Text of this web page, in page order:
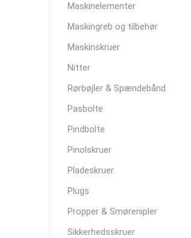
Maskinelementer
Maskingreb og tilbehør
Maskinskruer
Nitter
Rørbøjler & Spændebånd
Pasbolte
Pindbolte
Pinolskruer
Pladeskruer
Plugs
Propper & Smørenipler
Sikkerhedsskruer